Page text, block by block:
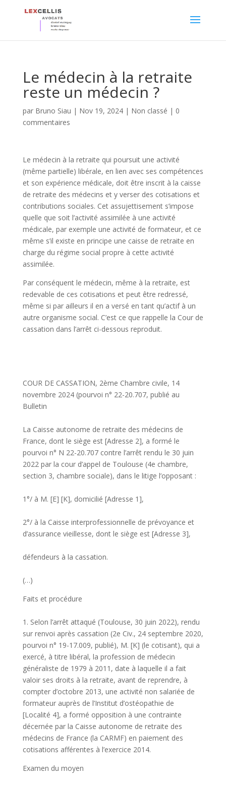
Le médecin à la retraite
reste un médecin ?
par Bruno Siau | Nov 19, 2024| Non classé | 0
commentaires
Le médecin à la retraite qui poursuit une activité
(même partielle) libérale, en lien avec ses compétences
et son expérience médicale, doit être inscrit à la caisse
de retraite des médecins et y verser des cotisations et
contributions sociales. Cet assujettisement s’impose
quelle que soit l’activité assimilée à une activité
médicale, par exemple une activité de formateur, et ce
même s’il existe en principe une caisse de retraite en
charge du régime social propre à cette activité
assimilée.
Par conséquent le médecin, même à la retraite, est
redevable de ces cotisations et peut être redressé,
même si par ailleurs il en a versé en tant qu’actif à un
autre organisme social. C’est ce que rappelle la Cour de
cassation dans l’arrêt ci-dessous reproduit.
COUR DE CASSATION, 2ème Chambre civile, 14
novembre 2024 (pourvoi n° 22-20.707, publié au
Bulletin
La Caisse autonome de retraite des médecins de
France, dont le siège est [Adresse 2], a formé le
pourvoi n° N 22-20.707 contre l’arrêt rendu le 30 juin
2022 par la cour d’appel de Toulouse (4e chambre,
section 3, chambre sociale), dans le litige l’opposant :
1°/ à M. [E] [K], domicilié [Adresse 1],
2°/ à la Caisse interprofessionnelle de prévoyance et
d’assurance vieillesse, dont le siège est [Adresse 3],
défendeurs à la cassation.
(…)
Faits et procédure
1. Selon l’arrêt attaqué (Toulouse, 30 juin 2022), rendu
sur renvoi après cassation (2e Civ., 24 septembre 2020,
pourvoi n° 19-17.009, publié), M. [K] (le cotisant), qui a
exercé, à titre libéral, la profession de médecin
généraliste de 1979 à 2011, date à laquelle il a fait
valoir ses droits à la retraite, avant de reprendre, à
compter d’octobre 2013, une activité non salariée de
formateur auprès de l’Institut d’ostéopathie de
[Localité 4], a formé opposition à une contrainte
décernée par la Caisse autonome de retraite des
médecins de France (la CARMF) en paiement des
cotisations afférentes à l’exercice 2014.
Examen du moyen